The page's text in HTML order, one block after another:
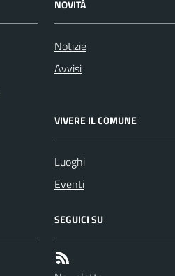
NOVITÀ
Notizie
Avvisi
VIVERE IL COMUNE
Luoghi
Eventi
SEGUICI SU